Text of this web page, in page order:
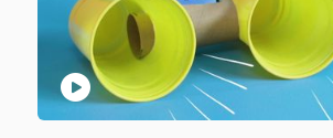
play_circle